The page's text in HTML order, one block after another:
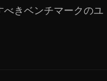
きベンチマークのユ